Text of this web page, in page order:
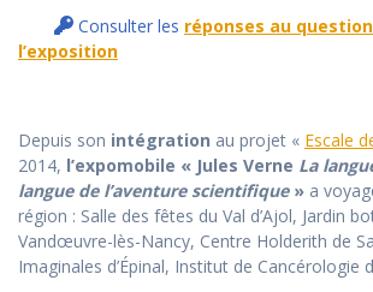
Consulter les réponses au
l’exposition
Depuis son intégration au projet « Escale
2014, l’expomobile « Jules Verne La
langue de l’aventure scientifique» a
région : Salle des fêtes du Val d’Ajol, Jardin
Vandœuvre-lès-Nancy, Centre Holderith de
Imaginales d’Épinal, Institut de Cancérologie